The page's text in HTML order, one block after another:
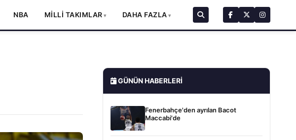
NBA MİLLİ TAKIMLAR DAHA FAZLA
GÜNÜN HABERLERI
Fenerbahçe'den ayrılan Bacot
Maccabi'de